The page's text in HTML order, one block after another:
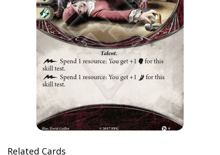
Related Cards